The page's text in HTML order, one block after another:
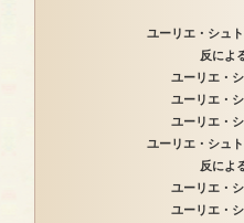
ユーリエ・シュ
反によ
ユーリエ・
ユーリエ・
ユーリエ・
ユーリエ・シュ
反によ
ユーリエ・
ユーリエ・